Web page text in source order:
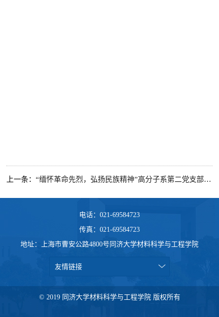
上一条：“缅怀革命先烈，弘扬民族精神”高分子系第二党支部清明扫墓活动
电话：021-69584723
传真：021-69584723
地址：上海市曹安公路4800号同济大学材料科学与工程学院
友情链接
© 2019 同济大学材料科学与工程学院 版权所有